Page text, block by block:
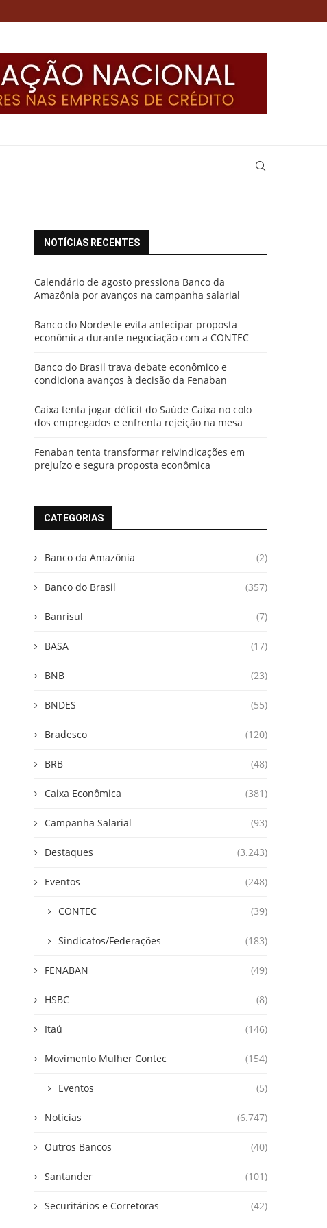
NOTÍCIAS RECENTES
Calendário de agosto pressiona Banco da
Amazônia por avanços na campanha salarial
Banco do Nordeste evita antecipar proposta
econômica durante negociação com a CONTEC
Banco do Brasil trava debate econômico e
condiciona avanços à decisão da Fenaban
Caixa tenta jogar déficit do Saúde Caixa no colo
dos empregados e enfrenta rejeição na mesa
Fenaban tenta transformar reivindicações em
prejuízo e segura proposta econômica
CATEGORIAS
Banco da Amazônia (2)
Banco do Brasil (357)
Banrisul (7)
BASA (17)
BNB (23)
BNDES (55)
Bradesco (120)
BRB (48)
Caixa Econômica (381)
Campanha Salarial (93)
Destaques (3.243)
Eventos (248)
CONTEC (39)
Sindicatos/Federações (183)
FENABAN (49)
HSBC (8)
Itaú (146)
Movimento Mulher Contec (154)
Eventos (5)
Notícias (6.747)
Outros Bancos (40)
Santander (101)
Securitários e Corretoras (42)